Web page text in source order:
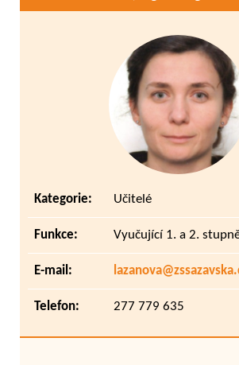
Kategorie: Učitelé
Funkce: Vyučující 1. a 2.
E-mail:
Telefon: 277 779 635